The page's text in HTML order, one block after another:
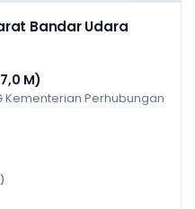
Bandar Udara
M)
Kementerian Perhubungan